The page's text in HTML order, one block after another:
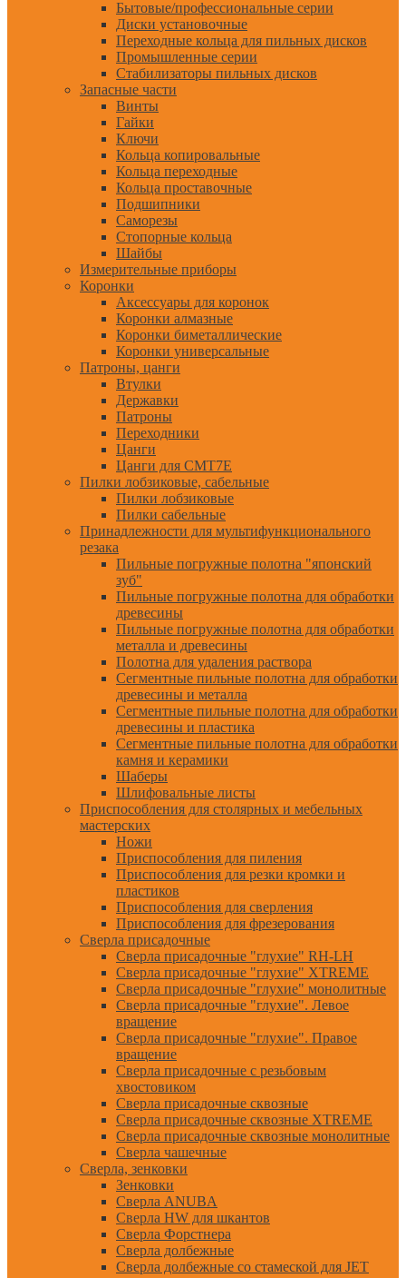
Бытовые/профессиональные серии
Диски установочные
Переходные кольца для пильных дисков
Промышленные серии
Стабилизаторы пильных дисков
Запасные части
Винты
Гайки
Ключи
Кольца копировальные
Кольца переходные
Кольца проставочные
Подшипники
Саморезы
Стопорные кольца
Шайбы
Измерительные приборы
Коронки
Аксессуары для коронок
Коронки алмазные
Коронки биметаллические
Коронки универсальные
Патроны, цанги
Втулки
Державки
Патроны
Переходники
Цанги
Цанги для CMT7E
Пилки лобзиковые, сабельные
Пилки лобзиковые
Пилки сабельные
Принадлежности для мультифункционального
резака
Пильные погружные полотна "японский
зуб"
Пильные погружные полотна для обработки
древесины
Пильные погружные полотна для обработки
металла и древесины
Полотна для удаления раствора
Сегментные пильные полотна для обработки
древесины и металла
Сегментные пильные полотна для обработки
древесины и пластика
Сегментные пильные полотна для обработки
камня и керамики
Шаберы
Шлифовальные листы
Приспособления для столярных и мебельных
мастерских
Ножи
Приспособления для пиления
Приспособления для резки кромки и
пластиков
Приспособления для сверления
Приспособления для фрезерования
Сверла присадочные
Сверла присадочные "глухие" RH-LH
Сверла присадочные "глухие" XTREME
Сверла присадочные "глухие" монолитные
Сверла присадочные "глухие". Левое
вращение
Сверла присадочные "глухие". Правое
вращение
Сверла присадочные с резьбовым
хвостовиком
Сверла присадочные сквозные
Сверла присадочные сквозные XTREME
Сверла присадочные сквозные монолитные
Сверла чашечные
Сверла, зенковки
Зенковки
Сверла ANUBA
Сверла HW для шкантов
Сверла Форстнера
Сверла долбежные
Сверла долбежные со стамеской для JET